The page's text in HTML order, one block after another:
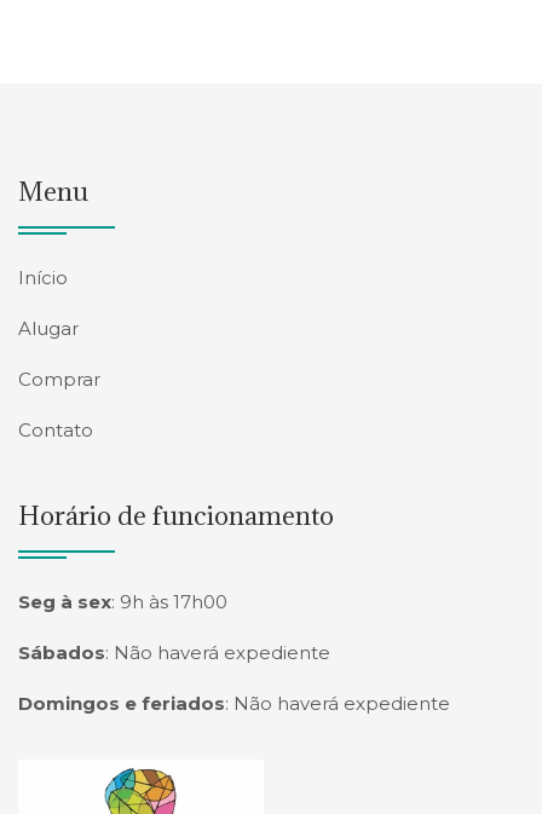
Menu
Início
Alugar
Comprar
Contato
Horário de funcionamento
Seg à sex: 9h às 17h00
Sábados: Não haverá expediente
Domingos e feriados: Não haverá expediente
Página inicial